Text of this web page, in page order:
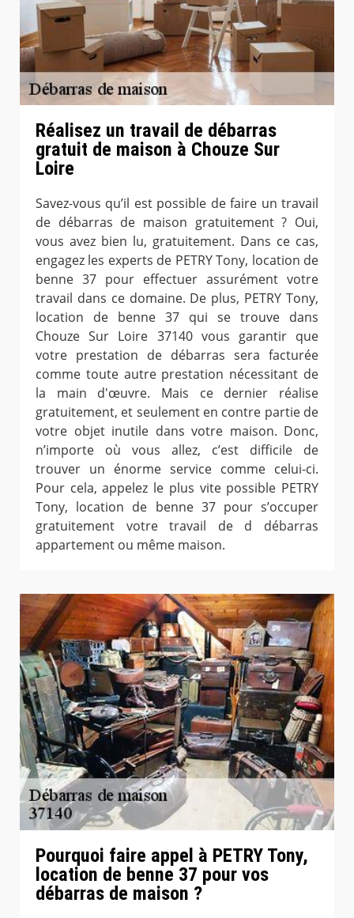
Réalisez un travail de débarras
gratuit de maison à Chouze Sur
Loire
Savez-vous qu’il est possible de faire un travail
de débarras de maison gratuitement ? Oui,
vous avez bien lu, gratuitement. Dans ce cas,
engagez les experts de PETRY Tony, location de
benne 37 pour effectuer assurément votre
travail dans ce domaine. De plus, PETRY Tony,
location de benne 37 qui se trouve dans
Chouze Sur Loire 37140 vous garantir que
votre prestation de débarras sera facturée
comme toute autre prestation nécessitant de
la main d'œuvre. Mais ce dernier réalise
gratuitement, et seulement en contre partie de
votre objet inutile dans votre maison. Donc,
n’importe où vous allez, c’est difficile de
trouver un énorme service comme celui-ci.
Pour cela, appelez le plus vite possible PETRY
Tony, location de benne 37 pour s’occuper
gratuitement votre travail de d débarras
appartement ou même maison.
Pourquoi faire appel à PETRY Tony,
location de benne 37 pour vos
débarras de maison ?